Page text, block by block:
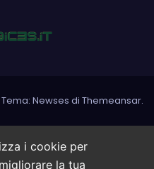
Tema: Newses di Themeansar.
i cookie per
la tua